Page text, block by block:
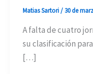
Matias Sartori/ 30 de
A falta de cuatro
su clasificación
[…]